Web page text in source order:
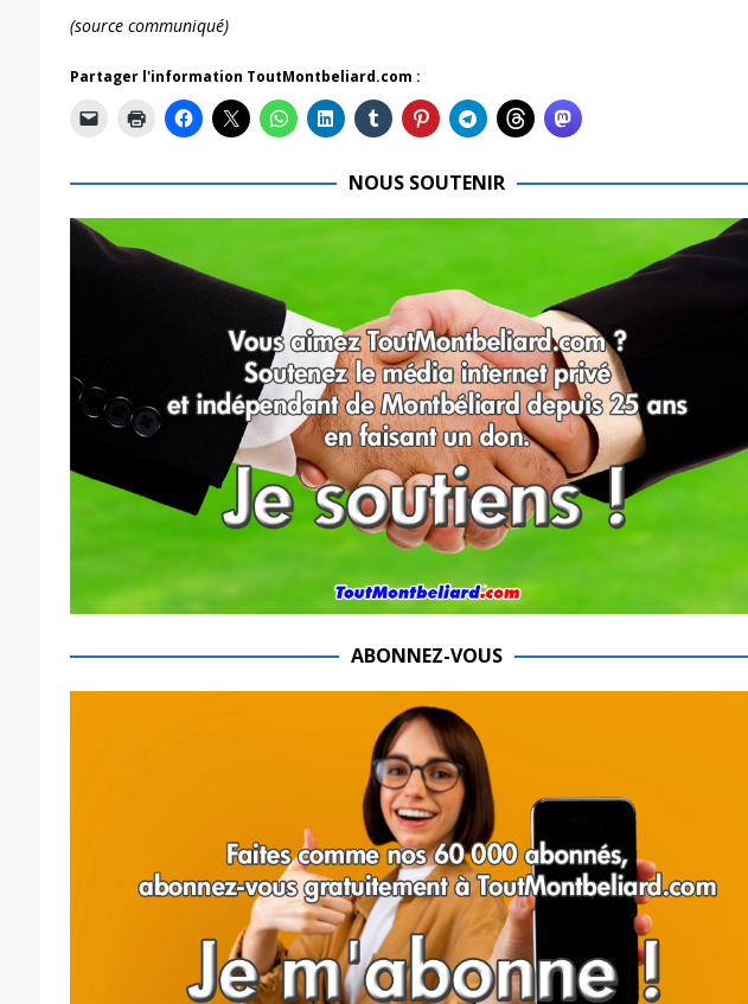
(source communiqué)
Partager l'information ToutMontbeliard.com :
NOUS SOUTENIR
ABONNEZ-VOUS